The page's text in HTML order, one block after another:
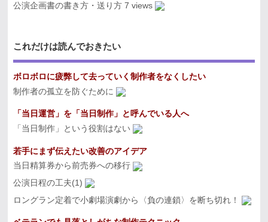
公演企画書の書き方・送り方 7 views
これだけは読んでおきたい
ボロボロに疲弊して去っていく制作者をなくしたい
制作者の孤立を防ぐために
「当日運営」を「当日制作」と呼んでいる人へ
「当日制作」という役割はない
若手にまず伝えたい改善のアイデア
当日精算券から前売券への移行
公演日程の工夫(1)
ロングラン定着で小劇場演劇から〈負の連鎖〉を断ち切れ！